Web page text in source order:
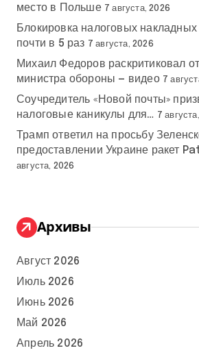
место в Польше 7 августа, 2026
Блокировка налоговых накладных
почти в 5 раз 7 августа, 2026
Михаил Федоров раскритиковал
министра обороны — видео 7
Соучредитель «Новой почты»
налоговые каникулы для… 7
Трамп ответил на просьбу
предоставлении Украине ракет
августа, 2026
Архивы
Август 2026
Июль 2026
Июнь 2026
Май 2026
Апрель 2026